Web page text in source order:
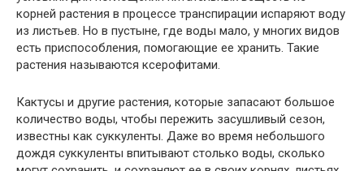
корней растения в процессе транспирации испаряют воду
из листьев. Но в пустыне, где воды мало, у многих видов
есть приспособления, помогающие ее хранить. Такие
растения называются ксерофитами.
Кактусы и другие растения, которые запасают большое
количество воды, чтобы пережить засушливый сезон,
известны как суккуленты. Даже во время небольшого
дождя суккуленты впитывают столько воды, сколько